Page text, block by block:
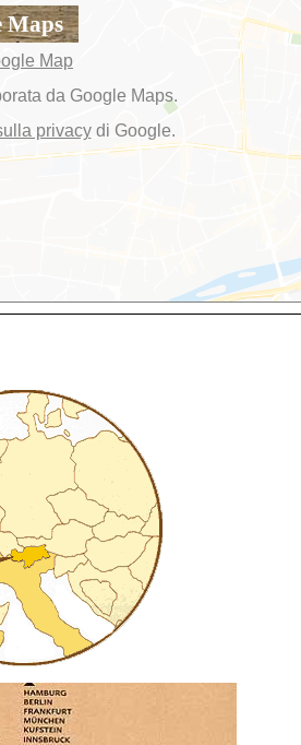
Maps
Map
da Google Maps.
privacydi Google.